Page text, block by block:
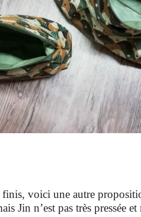
finis, voici une autre
Jin n’est pas très pressée